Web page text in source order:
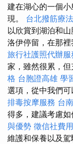
建在湖心的一個
現。 台北撥筋療法
以欣賞到湖泊和
洛伊停留，在那
旅行社護照代辦服
家，雖然很累，但
格 台胞證高雄 學
選項，從中我們
排毒按摩服務 台
得多，建議考慮如
與優勢 徵信社費用
維護和保養以及